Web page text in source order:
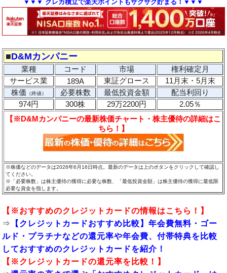
▼▼▼ クレカ積立で楽天ポイントもザクザク貯まる！▼▼▼
■D&Mカンパニー
業種 コード 市場
権利確定月
サービス業
189A 東証グロース
11月末・5月末
株価 （終値） 必要株数 最低投資金額
配当利回り
974円
300株 29万2200円
2.05％
【※D&Mカンパニーの最新株価チャート・株主優待の詳細はこ
ちら！】
※株価などのデータは2026年6月16日時点。最新のデータは上のボタンをクリックして確認し
てください。
※「必要株数」は株主優待の獲得に必要な株数、「最低投資金額」は株主優待の獲得に最低限
必要な資金を指します。
【※おすすめのクレジットカードの情報はこちら！】
⇒
【クレジットカードおすすめ比較】年会費無料・ゴー
ルド・プラチナなどの還元率や年会費、付帯特典を比較
しておすすめのクレジットカードを紹介！
【※クレジットカードの還元率を比較！】